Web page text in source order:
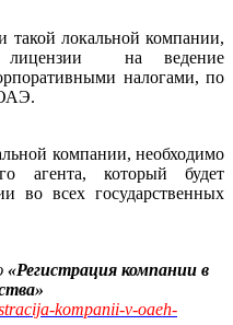
такой локальной компании,
лицензии на ведение
налогами, по
компании, необходимо
агента, который будет
во всех государственных
«Регистрация компании в
kompanii-v-oaeh-